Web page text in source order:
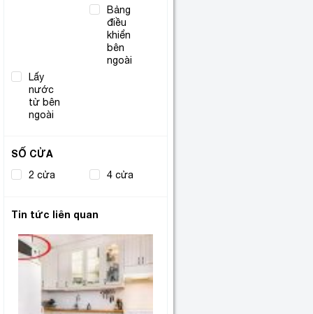
Bảng
điều
khiển
bên
ngoài
Lấy
nước
từ bên
ngoài
SỐ CỬA
2 cửa 4 cửa
Tin tức liên quan